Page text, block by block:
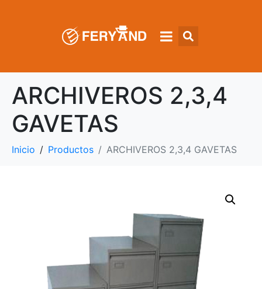
ARCHIVEROS 2,3,4
GAVETAS
Inicio Productos ARCHIVEROS 2,3,4 GAVETAS